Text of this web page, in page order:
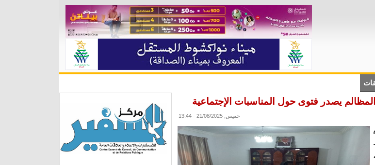
يصدر فتوى حول المناسبات الإجتماعية
خميس, 21/08/2025 - 13:44